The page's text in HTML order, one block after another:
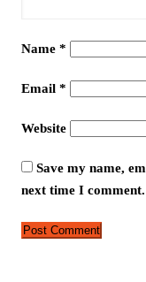
Name *
Email *
Website
Save my name,
next time I comment.